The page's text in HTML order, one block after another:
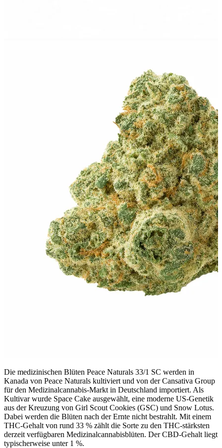
Die medizinischen Blüten Peace Naturals 33/1 SC werden in
Kanada von Peace Naturals kultiviert und von der Cansativa Group
für den Medizinalcannabis-Markt in Deutschland importiert. Als
Kultivar wurde Space Cake ausgewählt, eine moderne US-Genetik
aus der Kreuzung von Girl Scout Cookies (GSC) und Snow Lotus.
Dabei werden die Blüten nach der Ernte nicht bestrahlt. Mit einem
THC-Gehalt von rund 33 % zählt die Sorte zu den THC-stärksten
derzeit verfügbaren Medizinalcannabisblüten. Der CBD-Gehalt liegt
typischerweise unter 1 %.